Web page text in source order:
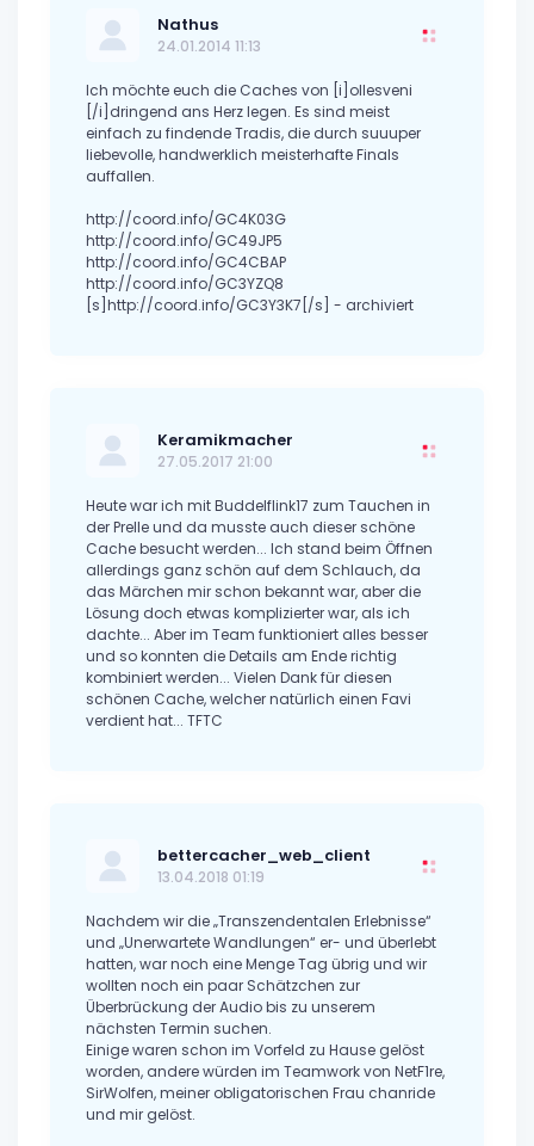
Nathus
24.01.2014 11:13
Ich möchte euch die Caches von [i]ollesveni
[/i]dringend ans Herz legen. Es sind meist
einfach zu findende Tradis, die durch suuuper
liebevolle, handwerklich meisterhafte Finals
auffallen.
http://coord.info/GC4K03G
http://coord.info/GC49JP5
http://coord.info/GC4CBAP
http://coord.info/GC3YZQ8
[s]http://coord.info/GC3Y3K7[/s] - archiviert
Keramikmacher
27.05.2017 21:00
Heute war ich mit Buddelflink17 zum Tauchen in
der Prelle und da musste auch dieser schöne
Cache besucht werden... Ich stand beim Öffnen
allerdings ganz schön auf dem Schlauch, da
das Märchen mir schon bekannt war, aber die
Lösung doch etwas komplizierter war, als ich
dachte... Aber im Team funktioniert alles besser
und so konnten die Details am Ende richtig
kombiniert werden... Vielen Dank für diesen
schönen Cache, welcher natürlich einen Favi
verdient hat... TFTC
bettercacher_web_client
13.04.2018 01:19
Nachdem wir die „Transzendentalen Erlebnisse“
und „Unerwartete Wandlungen“ er- und überlebt
hatten, war noch eine Menge Tag übrig und wir
wollten noch ein paar Schätzchen zur
Überbrückung der Audio bis zu unserem
nächsten Termin suchen.
Einige waren schon im Vorfeld zu Hause gelöst
worden, andere würden im Teamwork von NetF1re,
SirWolfen, meiner obligatorischen Frau chanride
und mir gelöst.